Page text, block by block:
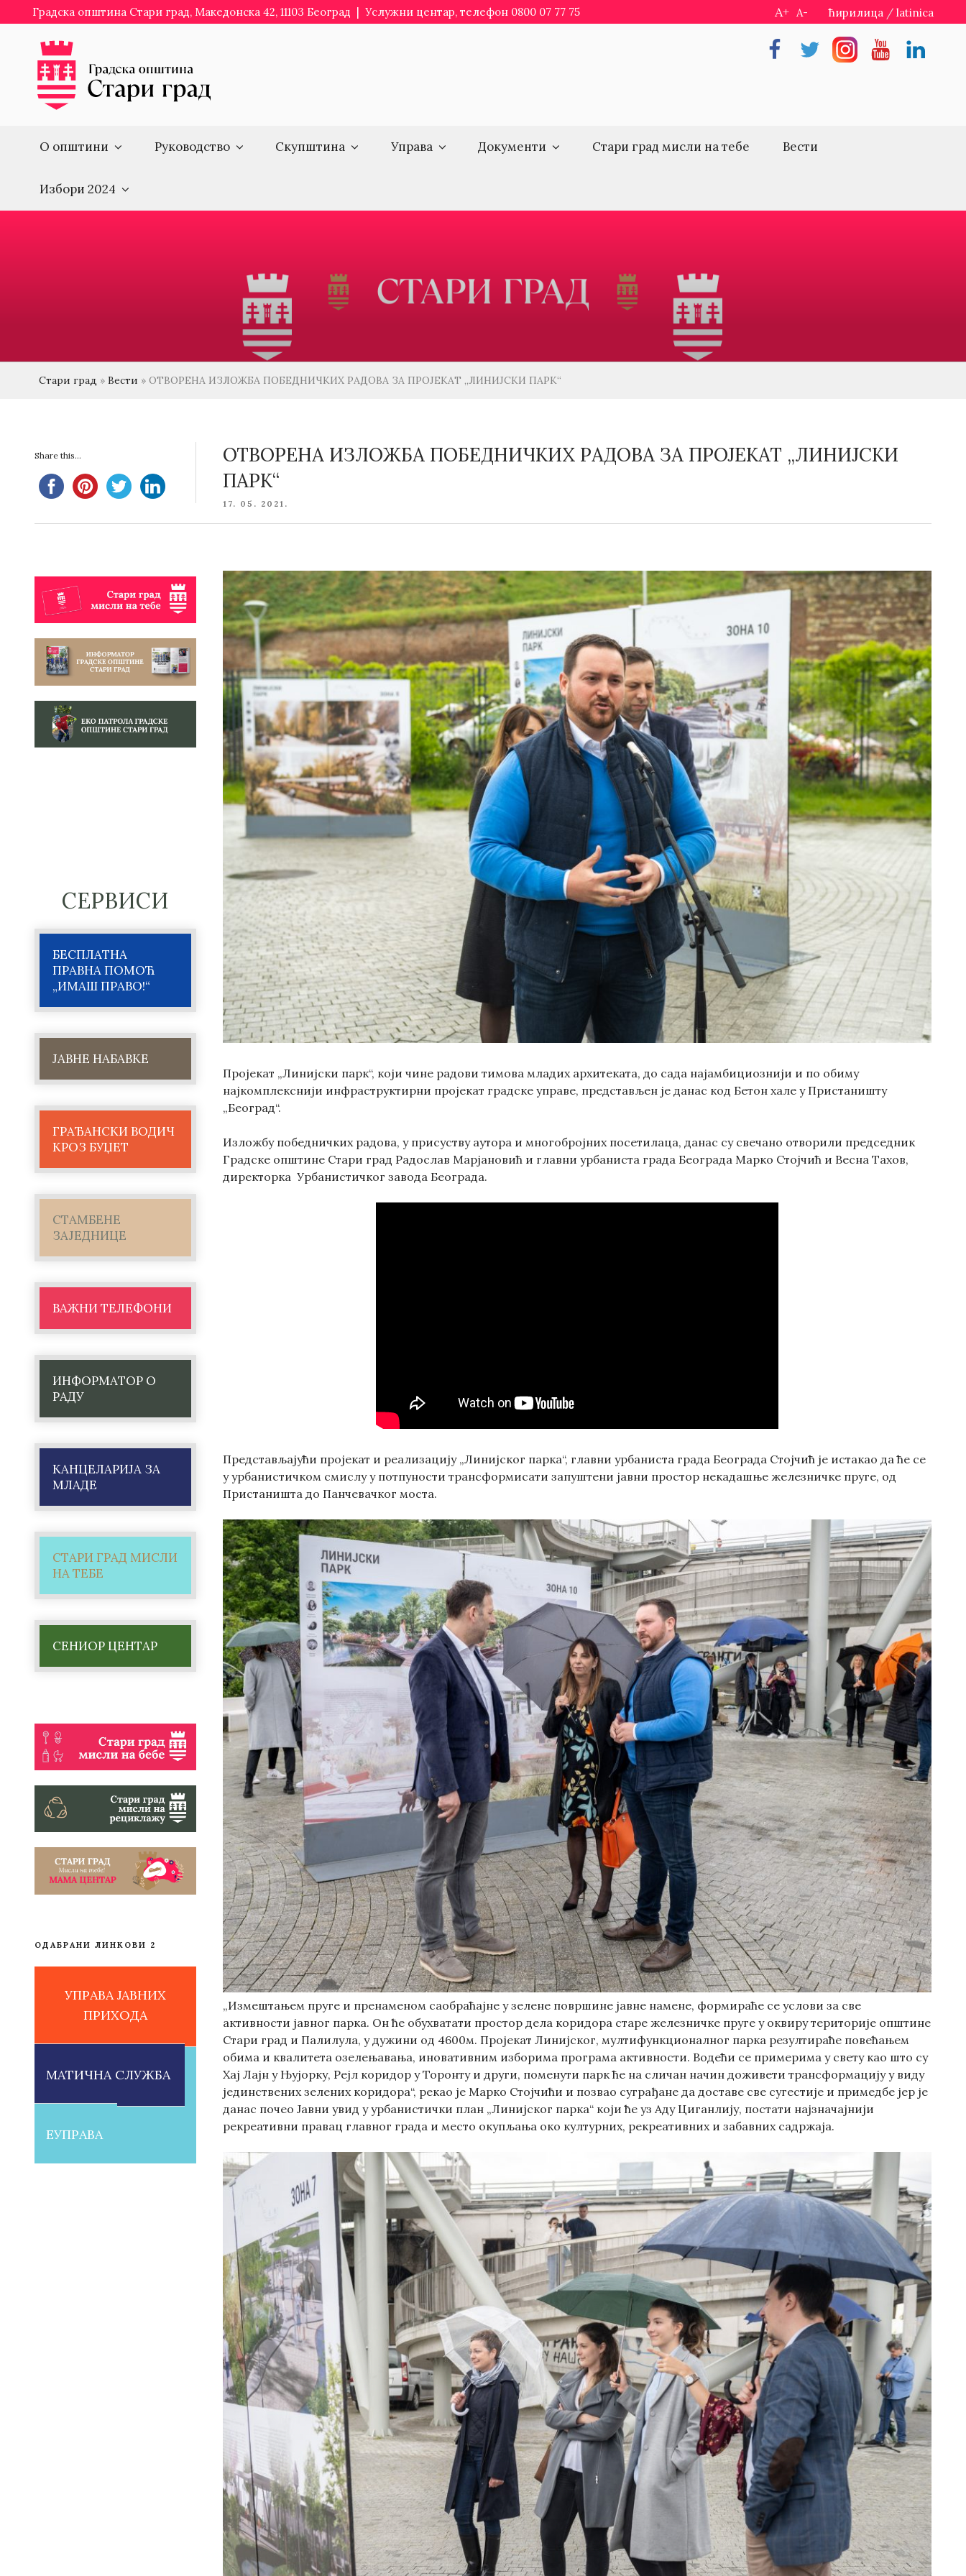
to
content
Градска општина Стари град, Македонска 42, 11103 Београд | Услужни центар, телефон 0800 07 77 75 A+ A- ћирилица / latinica
FacebookTwitterInstragramYoutubeLinkedin
О општини Руководство Скупштина Управа Документи Стари град мисли на тебе Вести
Избори 2024
Стари град » Вести » ОТВОРЕНА ИЗЛОЖБА ПОБЕДНИЧКИХ РАДОВА ЗА ПРОЈЕКАТ „ЛИНИЈСКИ ПАРК“
Share this...
ОТВОРЕНА ИЗЛОЖБА ПОБЕДНИЧКИХ РАДОВА ЗА ПРОЈЕКАТ „ЛИНИЈСКИ
ПАРК“
POSTED
17. 05. 2021.
СЕРВИСИ
БЕСПЛАТНА
ПРАВНА ПОМОЋ
„ИМАШ ПРАВО!“
ЈАВНЕ НАБАВКЕ
ГРАЂАНСКИ ВОДИЧ
КРОЗ БУЏЕТ
СТАМБЕНЕ
ЗАЈЕДНИЦЕ
ВАЖНИ ТЕЛЕФОНИ
ИНФОРМАТОР О
РАДУ
КАНЦЕЛАРИЈА ЗА
МЛАДЕ
СТАРИ ГРАД МИСЛИ
НА ТЕБЕ
СЕНИОР ЦЕНТАР
ОДАБРАНИ ЛИНКОВИ 2
УПРАВА ЈАВНИХ
ПРИХОДА
МАТИЧНА СЛУЖБА
ЕУПРАВА
Пројекат „Линијски парк“, који чине радови тимова младих архитеката, до сада најамбициознији и по обиму
најкомплекснији инфраструктирни пројекат градске управе, представљен је данас код Бетон хале у Пристаништу
„Београд“.
Изложбу победничких радова, у присуству аутора и многобројних посетилаца, данас су свечано отворили председник
Градске општине Стари град Радослав Марјановић и главни урбаниста града Београда Марко Стојчић и Весна Тахов,
директорка Урбанистичког завода Београда.
Представљајући пројекат и реализацију „Линијског парка“, главни урбаниста града Београда Стојчић је истакао да ће се
у урбанистичком смислу у потпуности трансформисати запуштени јавни простор некадашње железничке пруге, од
Пристаништа до Панчевачког моста.
„Измештањем пруге и пренаменом саобраћајне у зелене површине јавне намене, формираће се услови за све
активности јавног парка. Он ће обухватати простор дела коридора старе железничке пруге у оквиру територије општине
Стари град и Палилула, у дужини од 4600м. Пројекат Линијског, мултифункционалног парка резултираће повећањем
обима и квалитета озелењавања, иновативним изборима програма активности. Водећи се примерима у свету као што су
Хај Лајн у Њујорку, Рејл коридор у Торонту и други, поменути парк ће на сличан начин доживети трансформацију у виду
јединствених зелених коридора“, рекао је Марко Стојчићи и позвао суграђане да доставе све сугестије и примедбе јер је
данас почео Јавни увид у урбанистички план „Линијског парка“ који ће уз Аду Циганлију, постати најзначајнији
рекреативни правац главног града и место окупљања око културних, рекреативних и забавних садржаја.